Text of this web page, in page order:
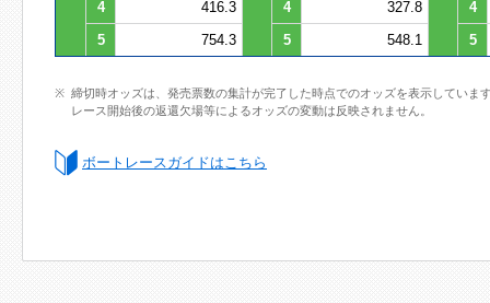
4 416.3 4 327.8
4
5
754.3 5 548.1 5
締切時オッズは、発売票数の集計が完了した時点でのオッズを表示していま
レース開始後の返還欠場等によるオッズの変動は反映されません。
ボートレースガイドはこちら